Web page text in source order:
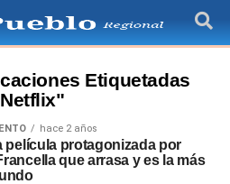
Etiquetadas
hace 2 años
película protagonizada por
que arrasa y es la más